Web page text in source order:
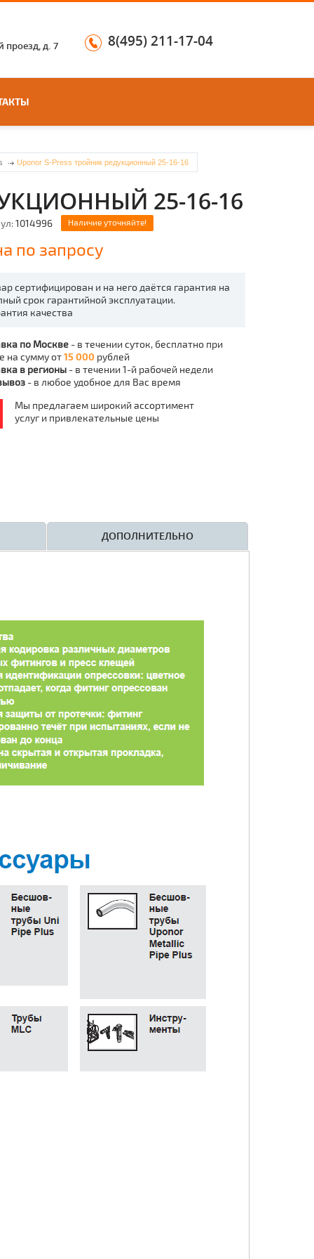
проезд, д. 7 8(495) 211-17-04
Uponor S-Press тройник редукционный 25-16-16
25-16-16
1014996 Наличие уточняйте!
по запросу
сертифицирован и на него даётся гарантия на
срок гарантийной эксплуатации.
качества
по Москве - в течении суток, бесплатно при
на сумму от15 000 рублей
в регионы - в течении 1-й рабочей недели
- в любое удобное для Вас время
Мы предлагаем широкий ассортимент
услуг и привлекательные цены
ДОПОЛНИТЕЛЬНО